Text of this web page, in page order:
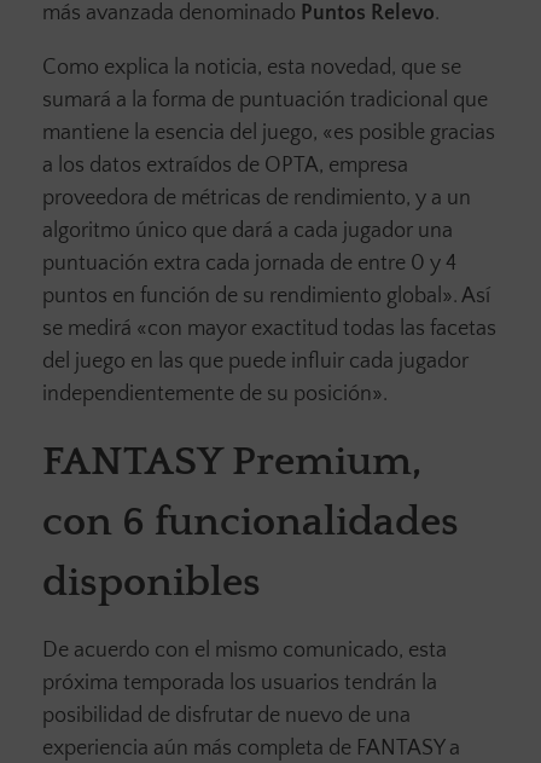
más avanzada denominado Puntos Relevo.
Como explica la noticia, esta novedad, que se
sumará a la forma de puntuación tradicional que
mantiene la esencia del juego, «es posible gracias
a los datos extraídos de OPTA, empresa
proveedora de métricas de rendimiento, y a un
algoritmo único que dará a cada jugador una
puntuación extra cada jornada de entre 0 y 4
puntos en función de su rendimiento global». Así
se medirá «con mayor exactitud todas las facetas
del juego en las que puede influir cada jugador
independientemente de su posición».
FANTASY Premium,
con 6 funcionalidades
disponibles
De acuerdo con el mismo comunicado, esta
próxima temporada los usuarios tendrán la
posibilidad de disfrutar de nuevo de una
experiencia aún más completa de FANTASY a